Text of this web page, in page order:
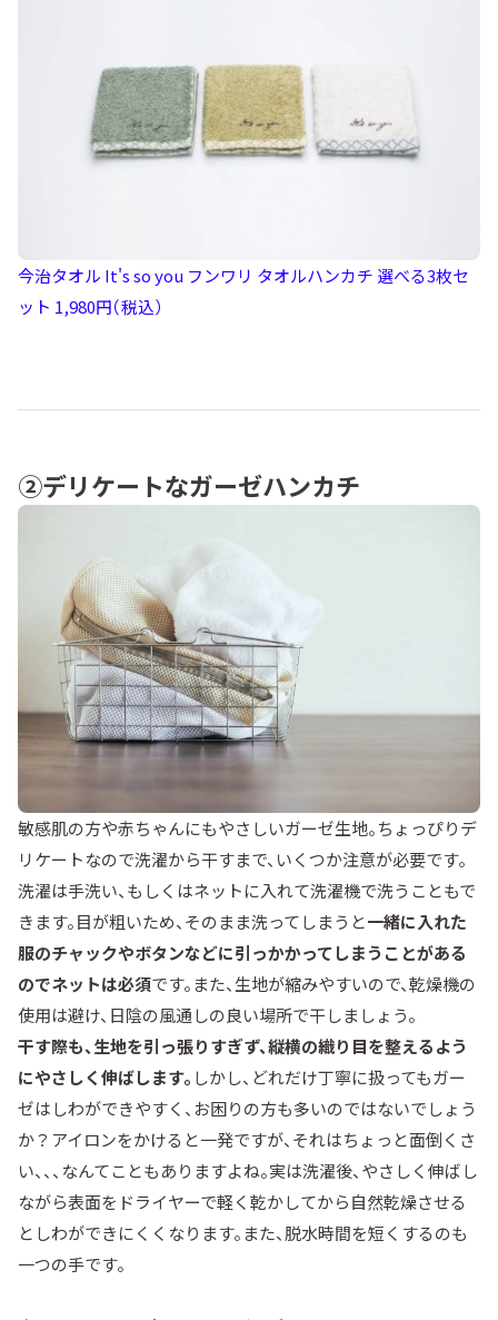
今治タオル It's so you フンワリ タオルハンカチ 選べる3枚セ
ット 1,980円（税込）
②デリケートなガーゼハンカチ
敏感肌の方や赤ちゃんにもやさしいガーゼ生地。ちょっぴりデ
リケートなので洗濯から干すまで、いくつか注意が必要です。
洗濯は手洗い、もしくはネットに入れて洗濯機で洗うこともで
きます。目が粗いため、そのまま洗ってしまうと一緒に入れた
服のチャックやボタンなどに引っかかってしまうことがある
のでネットは必須です。また、生地が縮みやすいので、乾燥機の
使用は避け、日陰の風通しの良い場所で干しましょう。
干す際も、生地を引っ張りすぎず、縦横の織り目を整えるよう
にやさしく伸ばします。 しかし、どれだけ丁寧に扱ってもガー
ゼはしわができやすく、お困りの方も多いのではないでしょう
か？アイロンをかけると一発ですが、それはちょっと面倒くさ
い、、、なんてこともありますよね。実は洗濯後、やさしく伸ばし
ながら表面をドライヤーで軽く乾かしてから自然乾燥させる
としわができにくくなります。また、脱水時間を短くするのも
一つの手です。